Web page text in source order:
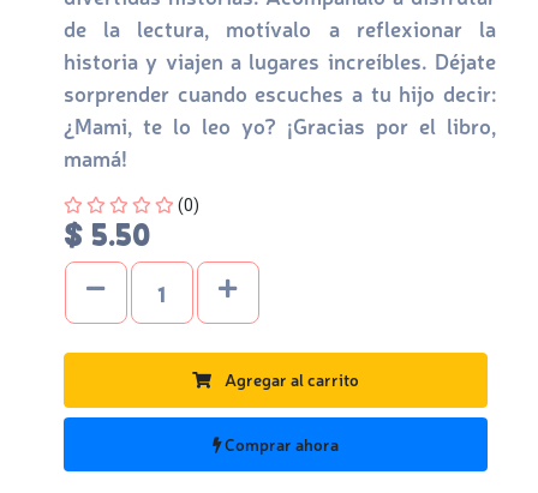
de la lectura, motívalo a reflexionar la
historia y viajen a lugares increíbles. Déjate
sorprender cuando escuches a tu hijo decir:
¿Mami, te lo leo yo? ¡Gracias por el libro,
mamá!
Four out of Five Stars
(0)
$ 5.50
Agregar al carrito
Comprar ahora